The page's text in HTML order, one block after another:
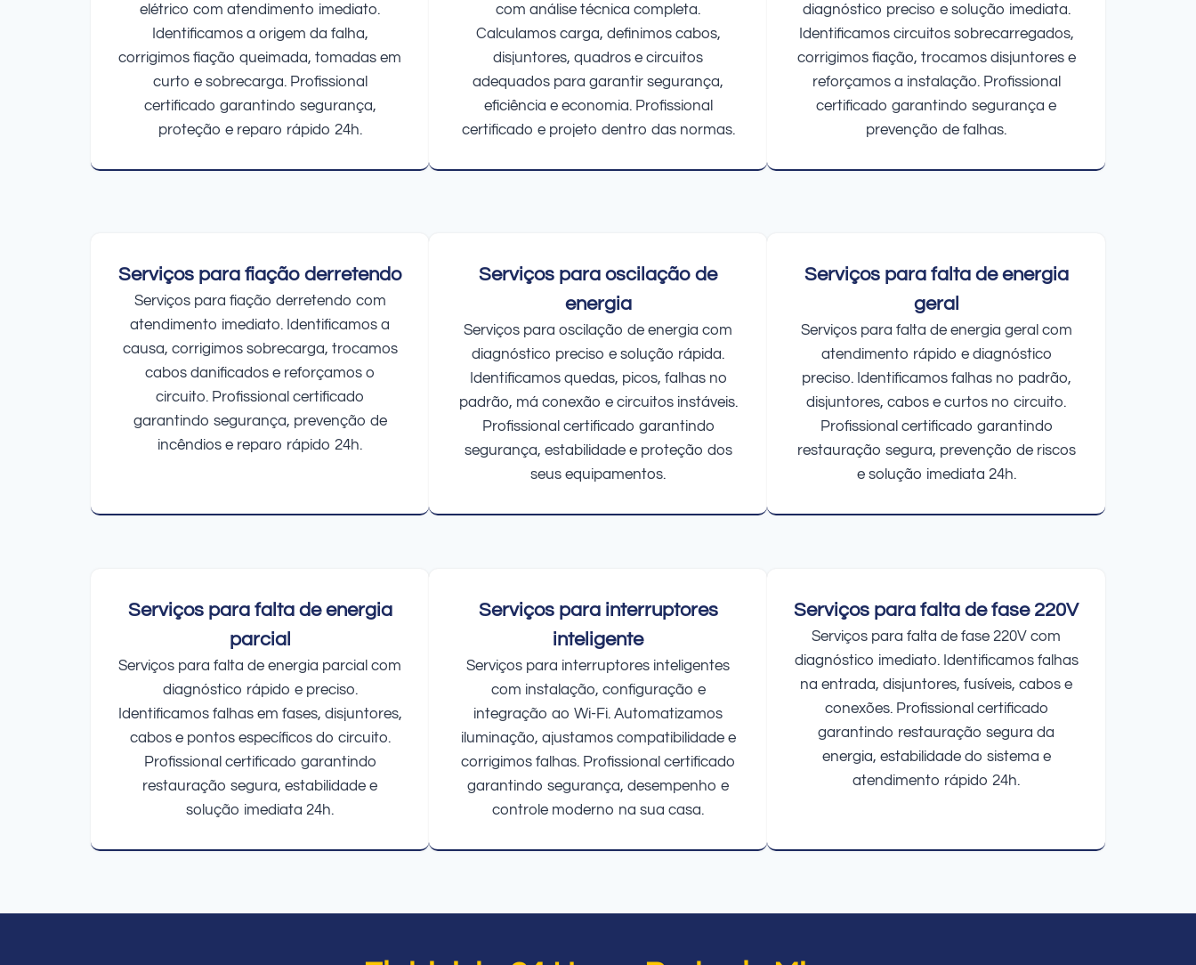
elétrico com atendimento imediato.
Identificamos a origem da falha,
corrigimos fiação queimada, tomadas em
curto e sobrecarga. Profissional
certificado garantindo segurança,
proteção e reparo rápido 24h.
com análise técnica completa.
Calculamos carga, definimos cabos,
disjuntores, quadros e circuitos
adequados para garantir segurança,
eficiência e economia. Profissional
certificado e projeto dentro das normas.
diagnóstico preciso e solução imediata.
Identificamos circuitos sobrecarregados,
corrigimos fiação, trocamos disjuntores e
reforçamos a instalação. Profissional
certificado garantindo segurança e
prevenção de falhas.
Serviços para fiação derretendo
Serviços para fiação derretendo com
atendimento imediato. Identificamos a
causa, corrigimos sobrecarga, trocamos
cabos danificados e reforçamos o
circuito. Profissional certificado
garantindo segurança, prevenção de
incêndios e reparo rápido 24h.
Serviços para oscilação de
energia
Serviços para oscilação de energia com
diagnóstico preciso e solução rápida.
Identificamos quedas, picos, falhas no
padrão, má conexão e circuitos instáveis.
Profissional certificado garantindo
segurança, estabilidade e proteção dos
seus equipamentos.
Serviços para falta de energia
geral
Serviços para falta de energia geral com
atendimento rápido e diagnóstico
preciso. Identificamos falhas no padrão,
disjuntores, cabos e curtos no circuito.
Profissional certificado garantindo
restauração segura, prevenção de riscos
e solução imediata 24h.
Serviços para falta de energia
parcial
Serviços para falta de energia parcial com
diagnóstico rápido e preciso.
Identificamos falhas em fases, disjuntores,
cabos e pontos específicos do circuito.
Profissional certificado garantindo
restauração segura, estabilidade e
solução imediata 24h.
Serviços para interruptores
inteligente
Serviços para interruptores inteligentes
com instalação, configuração e
integração ao Wi-Fi. Automatizamos
iluminação, ajustamos compatibilidade e
corrigimos falhas. Profissional certificado
garantindo segurança, desempenho e
controle moderno na sua casa.
Serviços para falta de fase 220V
Serviços para falta de fase 220V com
diagnóstico imediato. Identificamos falhas
na entrada, disjuntores, fusíveis, cabos e
conexões. Profissional certificado
garantindo restauração segura da
energia, estabilidade do sistema e
atendimento rápido 24h.